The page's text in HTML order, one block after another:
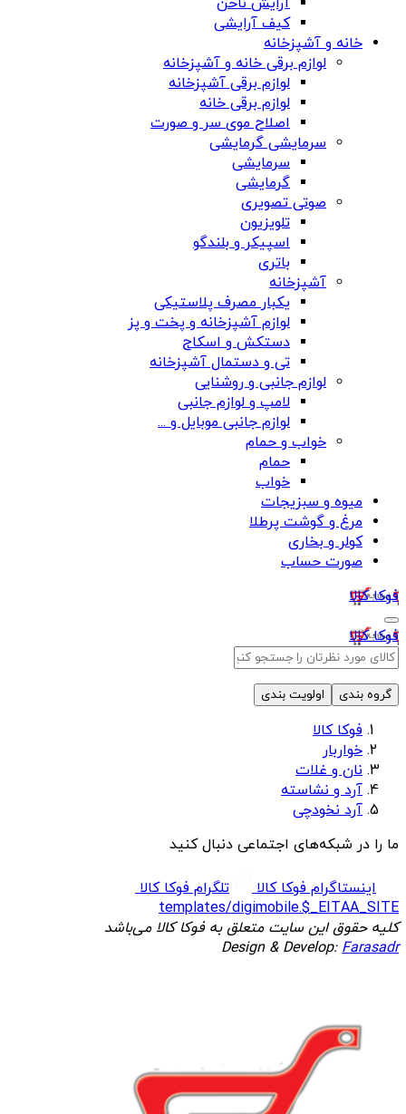
کیف آرایشی
خانه و آشپزخانه
لوازم برقی خانه و آشپزخانه
لوازم برقی آشپزخانه
لوازم برقی خانه
اصلاح موی سر و صورت
سرمایشی گرمایشی
سرمایشی
گرمایشی
صوتی تصویری
تلویزیون
اسپیکر و بلندگو
باتری
آشپزخانه
یکبار مصرف پلاستیکی
لوازم آشپزخانه و پخت و پز
دستکش و اسکاج
تی و دستمال آشپزخانه
لوازم جانبی و روشنایی
لامپ و لوازم جانبی
لوازم جانبی موبایل و ...
خواب و حمام
حمام
خواب
میوه و سبزیجات
مرغ و گوشت پرطلا
کولر و بخاری
صورت حساب
فوکا کالا
فوکا کالا
گروه بندی اولویت بندی
فوکا کالا
خواربار
نان و غلات
آرد و نشاسته
آرد نخودچی
ما را در شبکه‌های اجتماعی دنبال کنید
اینستاگرام فوکا کالا
تلگرام فوکا کالا
templates/digimobile.$_EITAA_SITE
کلیه حقوق این سایت متعلق به فوکا کالا می‌باشد
Design & Develop:Farasadr